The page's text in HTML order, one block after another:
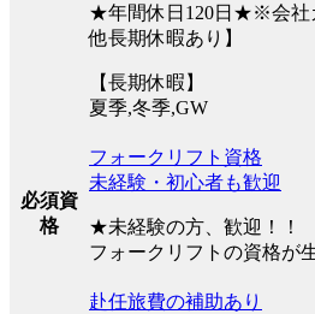
★年間休日120日★※会社
他長期休暇あり】
【長期休暇】
夏季,冬季,GW
必須資
格
フォークリフト資格
未経験・初心者も歓迎
★未経験の方、歓迎！！
フォークリフトの資格が
赴任旅費の補助あり